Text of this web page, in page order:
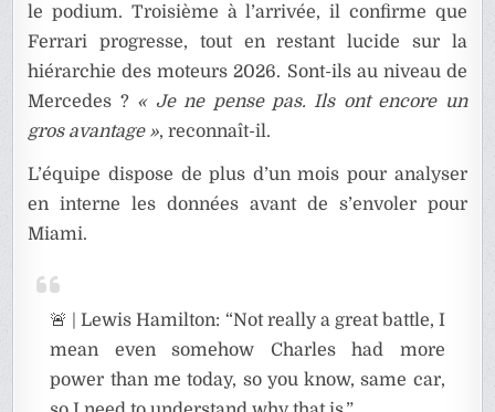
le podium. Troisième à l’arrivée, il confirme que
Ferrari progresse, tout en restant lucide sur la
hiérarchie des moteurs 2026. Sont-ils au niveau de
Mercedes ? « Je ne pense pas. Ils ont encore un
gros avantage », reconnaît-il.
L’équipe dispose de plus d’un mois pour analyser
en interne les données avant de s’envoler pour
Miami.
🚨 | Lewis Hamilton: “Not really a great battle, I
mean even somehow Charles had more
power than me today, so you know, same car,